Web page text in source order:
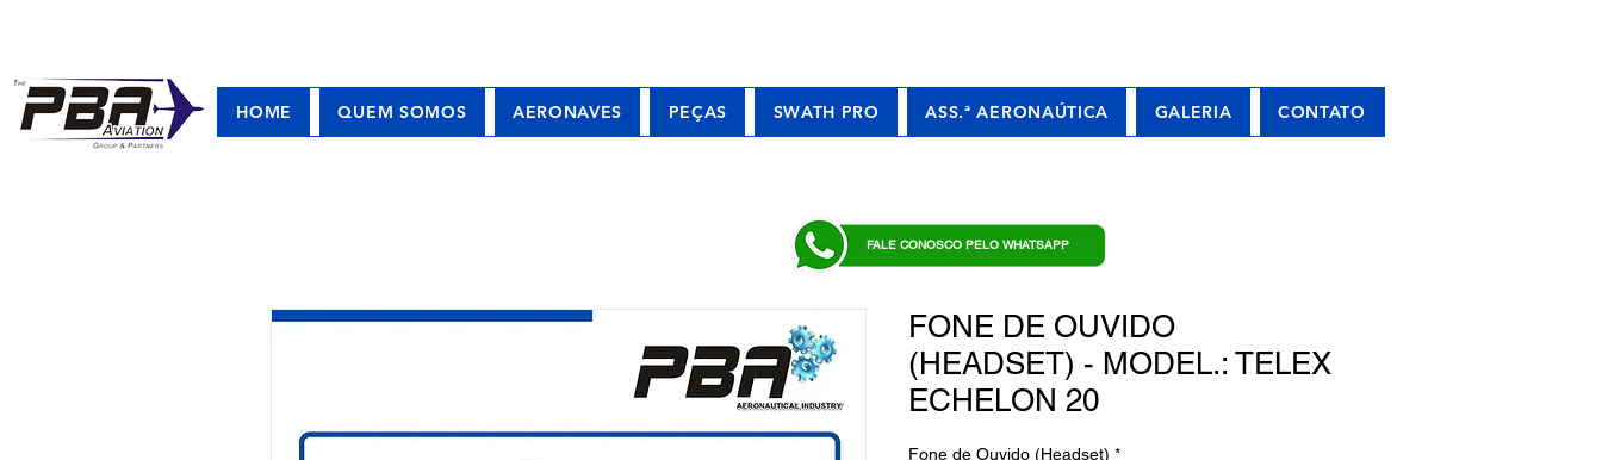
HOME QUEM SOMOS AERONAVES PEÇAS SWATH PRO ASS.ª AERONAÚTICA GALERIA CONTATO
FALE CONOSCO PELO WHATSAPP
FONE DE OUVIDO
(HEADSET) - MODEL.: TELEX
ECHELON 20
Fone de Ouvido (Headset) *